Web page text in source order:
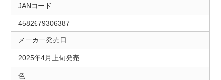
JANコード
4582679306387
メーカー発売日
2025年4月上旬発売
色